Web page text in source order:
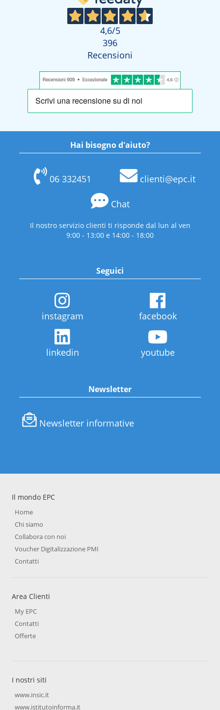
4,6/5
396
Recensioni
Hai bisogno d'aiuto?
06 332451 clienti@epc.it
Chat
Il nostro servizio clienti ti risponde dal lun al ven
9:00 - 13:00 e 14:00 - 18:00
Seguici
instagram facebook
linkedin youtube
Newsletter
Newsletter informative
Il mondo EPC
Home
Chi siamo
Collabora con noi
Voucher Digitalizzazione PMI
Contatti
Area Clienti
My EPC
Contatti
Offerte
I nostri siti
www.insic.it
www.istitutoinforma.it